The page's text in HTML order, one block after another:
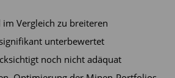
Vergleich zu breiteren
unterbewertet
noch nicht adäquat